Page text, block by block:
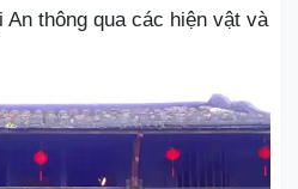
thông qua các hiện vật và